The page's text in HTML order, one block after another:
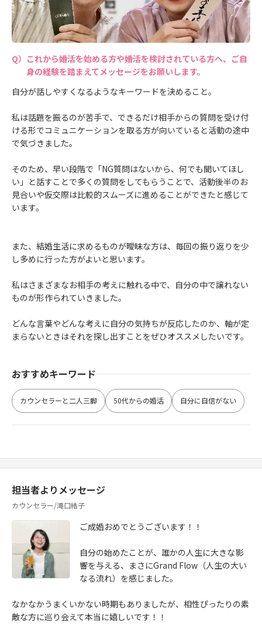
これから婚活を始める方や婚活を検討されている方へ、ご自
身の経験を踏まえてメッセージをお願いします。
自分が話しやすくなるようなキーワードを決めること。
私は話題を振るのが苦手で、できるだけ相手からの質問を受け付
ける形でコミュニケーションを取る方が向いていると活動の途中
で気づきました。
そのため、早い段階で「NG質問はないから、何でも聞いてほし
い」と話すことで多くの質問をしてもらうことで、活動後半のお
見合いや仮交際は比較的スムーズに進めることができたと感じて
います。
また、結婚生活に求めるものが曖昧な方は、毎回の振り返りを少
し多めに行った方がよいと思います。
私はさまざまなお相手の考えに触れる中で、自分の中で譲れない
ものが形作られていきました。
どんな言葉やどんな考えに自分の気持ちが反応したのか、軸が定
まらないときはそれを探し出すことをぜひオススメしたいです。
おすすめキーワード
カウンセラーと二人三脚 50代からの婚活 自分に自信がない
担当者よりメッセージ
カウンセラー/滝口結子
ご成婚おめでとうございます！！
自分の始めたことが、誰かの人生に大きな影
響を与える、まさにGrand Flow（人生の大い
なる流れ）を感じました。
なかなかうまくいかない時期もありましたが、相性ぴったりの素
敵な方に巡り会えて本当に嬉しいです！！